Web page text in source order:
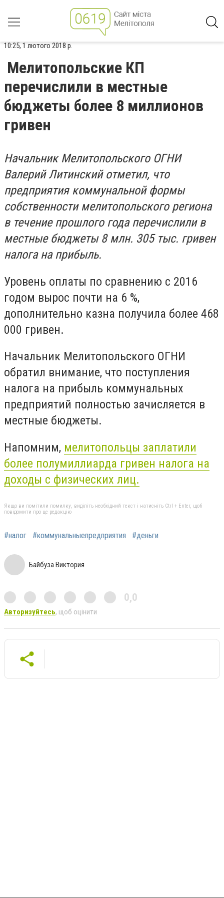
10:25, 1 лютого 2018 р.
Мелитопольские КП
перечислили в местные
бюджеты более 8 миллионов
гривен
Начальник Мелитопольского ОГНИ
Валерий Литинский отметил, что
предприятия коммунальной формы
собственности мелитопольского региона
в течение прошлого года перечислили в
местные бюджеты 8 млн. 305 тыс. гривен
налога на прибыль.
Уровень оплаты по сравнению с 2016
годом вырос почти на 6 %,
дополнительно казна получила более 468
000 гривен.
Начальник Мелитопольского ОГНИ
обратил внимание, что поступления
налога на прибыль коммунальных
предприятий полностью зачисляется в
местные бюджеты.
Напомним, мелитопольцы заплатили
более полумиллиарда гривен налога на
доходы с физических лиц.
Якщо ви помітили помилку, виділіть необхідний текст і натисніть Ctrl + Enter, щоб
повідомити про це редакцію
#налог #коммунальныепредприятия #деньги
Байбуза Виктория
0,0
Авторизуйтесь, щоб оцінити